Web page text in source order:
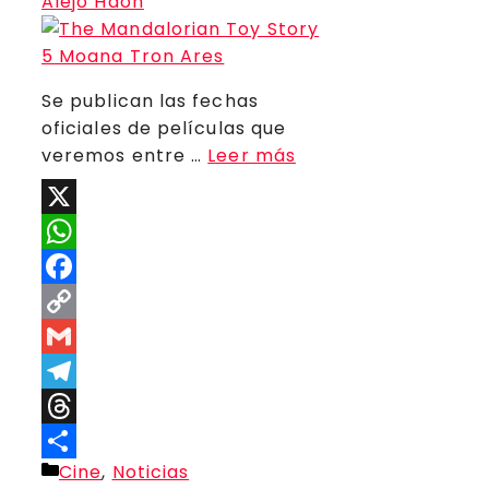
Se publican las fechas
oficiales de películas que
veremos entre … Leer más
X
WhatsApp
Facebook
Copy
Link
Gmail
Telegram
Threads
Compartir
Categorías
Cine, Noticias